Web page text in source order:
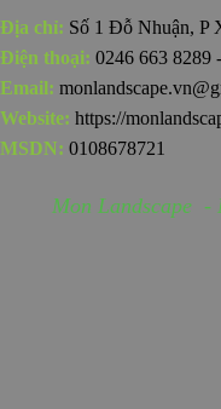
Địa chỉ: Số 1 Đỗ Nhuận, P
Điện thoại: 0246 663 8289 -
Email:
Website: https://
MSDN: 0108678721
Mon Landscape -